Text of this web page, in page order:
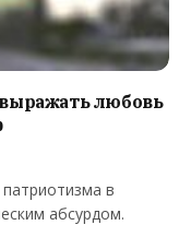
любовь
в
абсурдом.